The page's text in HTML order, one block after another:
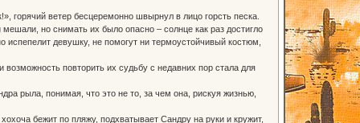
ветер бесцеремонно швырнул в лицо горсть песка.
но снимать их было опасно – солнце как раз достигло
девушку, не помогут ни термоустойчивый костюм,
повторить их судьбу с недавних пор стала для
рыла, понимая, что это не то, за чем она, рискуя жизнью,
бежит по пляжу, подхватывает Сандру на руки и кружит,